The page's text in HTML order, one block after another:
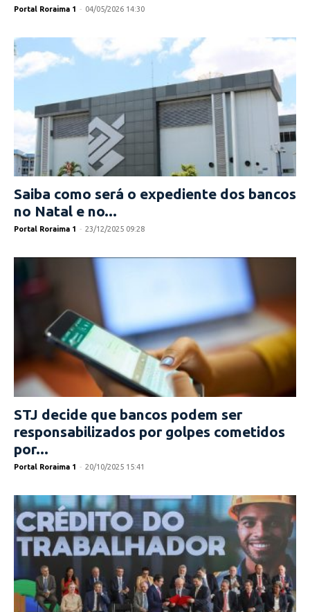
Portal Roraima 1 - 04/05/2026 14:30
Saiba como será o expediente dos bancos
no Natal e no...
Portal Roraima 1 - 23/12/2025 09:28
STJ decide que bancos podem ser
responsabilizados por golpes cometidos
por...
Portal Roraima 1 - 20/10/2025 15:41